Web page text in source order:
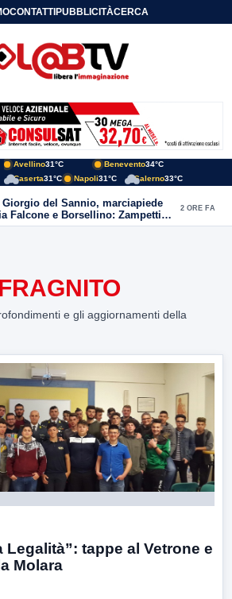
CONTATTIPUBBLICITÀCERCA
Avellino31°C Benevento34°C
Caserta31°C Napoli31°C Salerno33°C
Giorgio del Sannio, marciapiede
Falcone e Borsellino: Zampetti e
replicano alle polemiche
2 ORE FA
e gli aggiornamenti della
Legalità”: tappe al Vetrone e
Molara